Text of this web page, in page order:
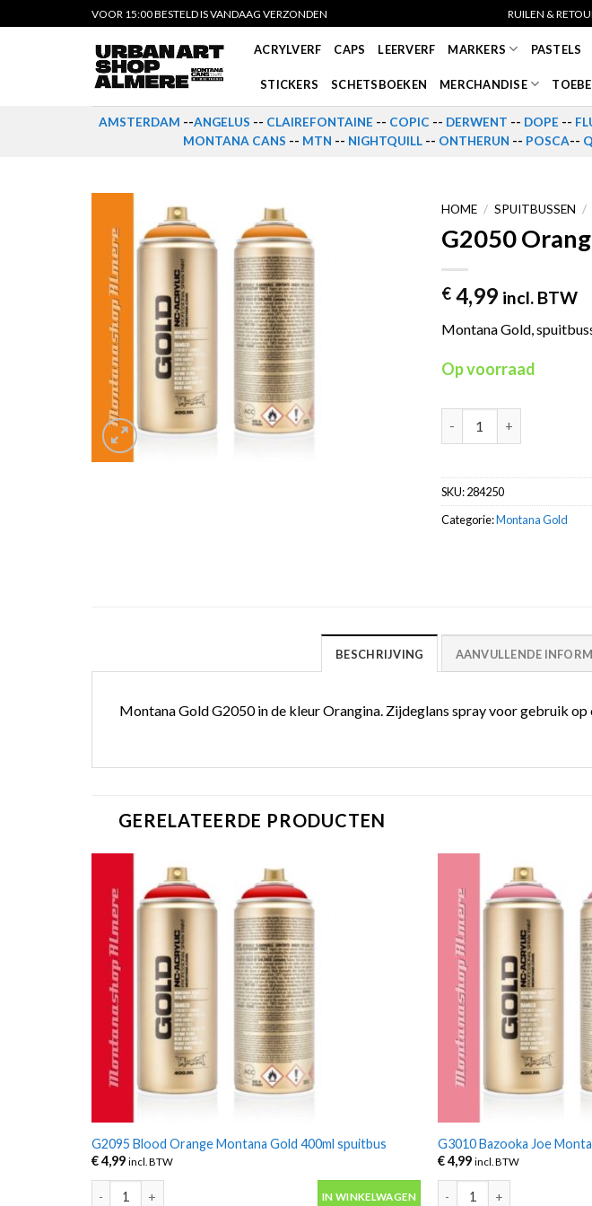
to
VOOR 15:00 BESTELD IS VANDAAG VERZONDEN RUILEN &
ACRYLVERF CAPS LEERVERF MARKERS PASTELS
STICKERS SCHETSBOEKEN MERCHANDISE
AMSTERDAM --ANGELUS -- CLAIREFONTAINE -- COPIC -- DERWENT -- DOPE --
MONTANA CANS -- MTN -- NIGHTQUILL -- ONTHERUN -- POSCA--
HOME / SPUITBUSSEN /
G2050
€ 4,99 incl. BTW
Montana Gold,
Op voorraad
SKU:284250
Categorie:Montana Gold
BESCHRIJVING AANVULLENDE
Montana Gold G2050 in de kleur Orangina. Zijdeglans spray voor gebruik
GERELATEERDE PRODUCTEN
G2095 Blood Orange Montana Gold 400ml spuitbus
€4,99 incl. BTW
IN WINKELWAGEN
G3010 Bazooka Joe
€4,99 incl. BTW